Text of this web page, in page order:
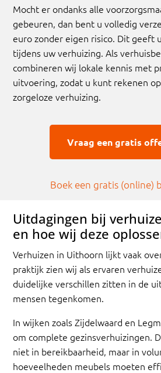
Mocht er ondanks alle
gebeuren, dan bent u volledig
euro zonder eigen risico. Dit geeft
tijdens uw verhuizing. Als
combineren wij lokale kennis met
uitvoering, zodat u kunt rekenen
zorgeloze verhuizing.
Vraag een gratis
Boek een gratis (online)
Uitdagingen bij
en hoe wij deze
Verhuizen in Uithoorn lijkt vaak
praktijk zien wij als ervaren
duidelijke verschillen zitten in de
mensen tegenkomen.
In wijken zoals Zijdelwaard en
om complete gezinsverhuizingen.
niet in bereikbaarheid, maar in
hoeveelheden meubels moeten